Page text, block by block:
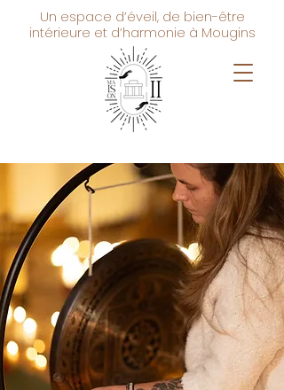
Un espace d’éveil, de bien-être
intérieure et d’harmonie à Mougins